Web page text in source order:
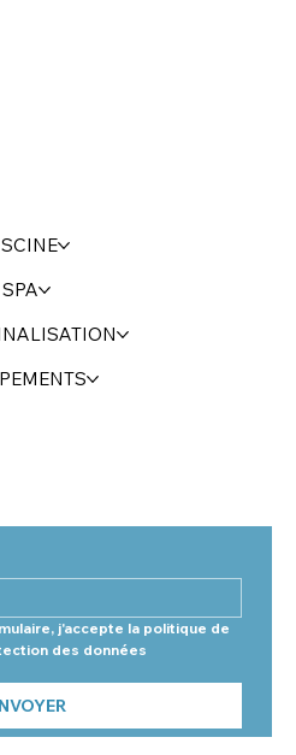
SPA
j'accepte la politique de
des données